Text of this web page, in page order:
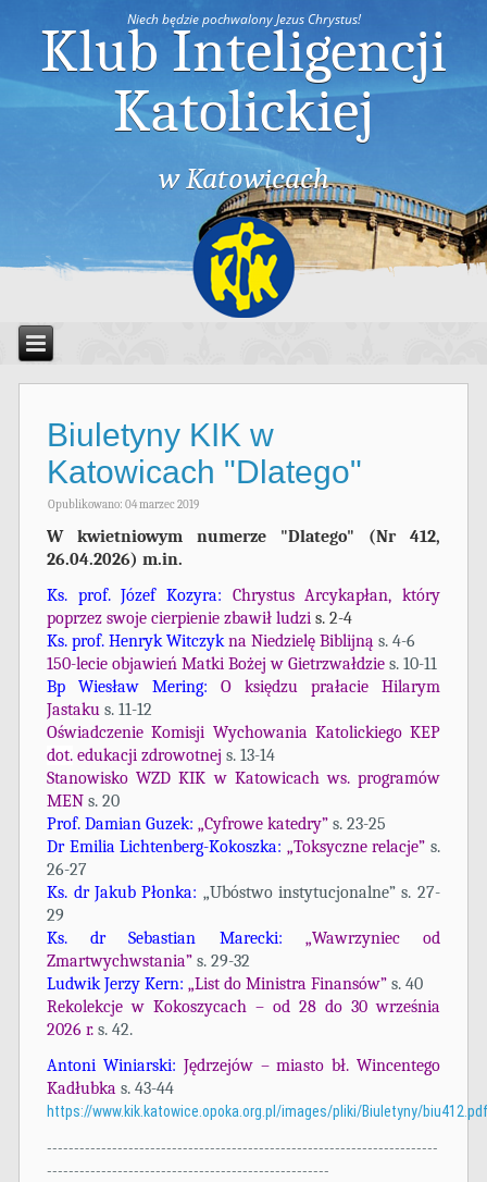
Niech będzie pochwalony Jezus Chrystus!
Klub Inteligencji
Katolickiej
w Katowicach
Biuletyny KIK w
Katowicach "Dlatego"
Opublikowano: 04 marzec 2019
W kwietniowym numerze "Dlatego" (Nr 412,
26.04.2026) m.in.
Ks. prof. Józef Kozyra:
Chrystus Arcykapłan, który
poprzez swoje cierpienie zbawił ludzi s. 2-4
Ks. prof. Henryk Witczykna Niedzielę Biblijną s. 4-6
150-lecie objawień Matki Bożej w Gietrzwałdzie s. 10-11
Bp Wiesław Mering:
O księdzu prałacie Hilarym
Jastaku s. 11-12
Oświadczenie Komisji Wychowania Katolickiego KEP
dot. edukacji zdrowotnej s. 13-14
Stanowisko WZD KIK w Katowicach ws. programów
MEN s. 20
Prof. Damian Guzek: „Cyfrowe katedry” s. 23-25
Dr Emilia Lichtenberg-Kokoszka: „Toksyczne relacje” s.
26-27
Ks. dr Jakub Płonka: „Ubóstwo instytucjonalne” s. 27-
29
Ks. dr Sebastian Marecki:
„Wawrzyniec od
Zmartwychwstania” s. 29-32
Ludwik Jerzy Kern: „List do Ministra Finansów” s. 40
Rekolekcje w Kokoszycach – od 28 do 30 września
2026 r. s. 42.
Antoni Winiarski: Jędrzejów – miasto bł. Wincentego
Kadłubka s. 43-44
https://www.kik.katowice.opoka.org.pl/images/pliki/Biuletyny/
------------------------------------------------------------------------
----------------------------------------------------